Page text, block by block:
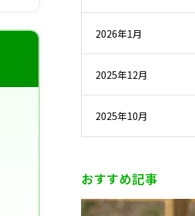
2026年1月
2025年12月
2025年10月
おすすめ記事